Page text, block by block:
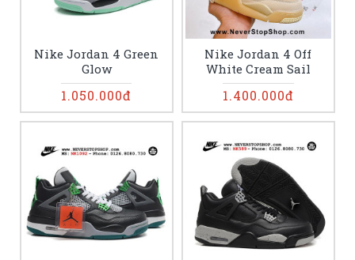
Nike Jordan 4 Green
Glow
1.050.000đ
Nike Jordan 4 Off
White Cream Sail
1.400.000đ